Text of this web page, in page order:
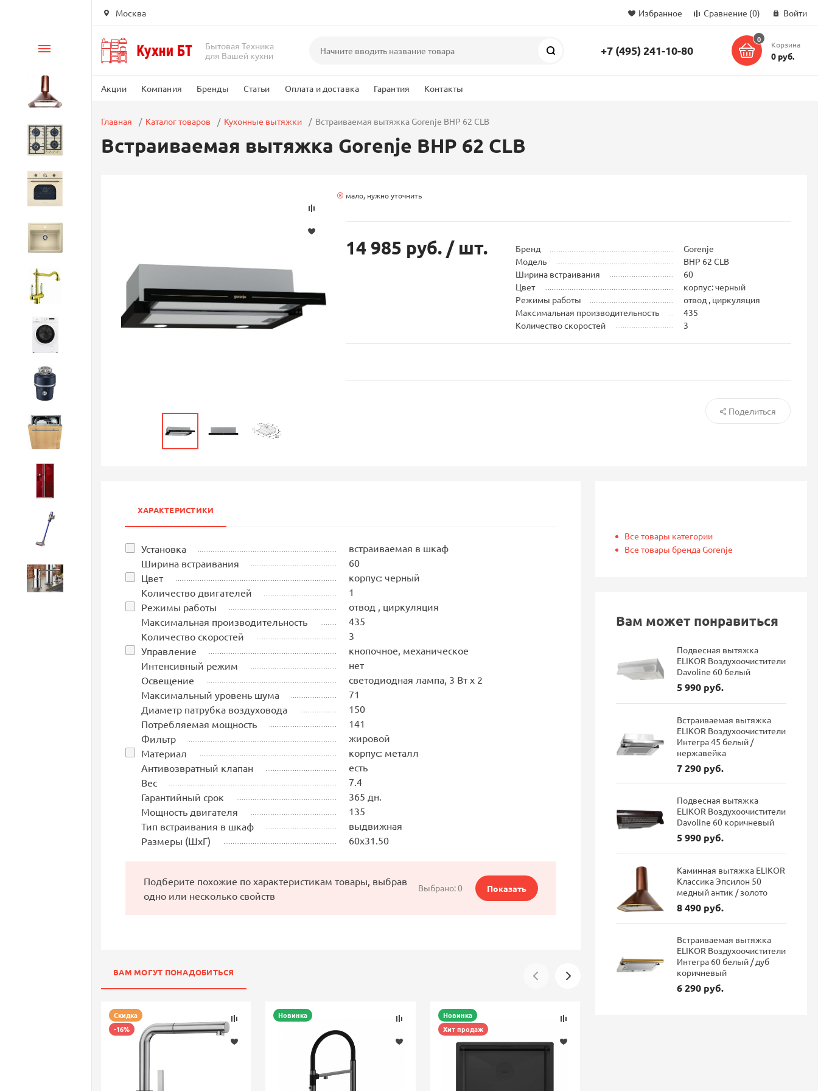
Москва Избранное Сравнение (0) Войти
Бытовая Техника
для Вашей кухни
Поиск +7 (495) 241-10-80
0
Корзина
0 руб.
Акции Компания Бренды Статьи Оплата и доставка Гарантия Контакты
Каталог
Вытяжки
Варочные панели
Посудомоечные машины
Бытовая техника
Главная Каталог товаров Кухонные вытяжки Встраиваемая вытяжка Gorenje BHP 62 CLB
Встраиваемая вытяжка Gorenje BHP 62 CLB
мало, нужно уточнить
14 985 руб. / шт. Бренд
Gorenje
Модель
BHP 62 CLB
Ширина встраивания
60
Цвет
корпус: черный
Режимы работы
отвод , циркуляция
Максимальная производительность
435
Количество скоростей
3
Поделиться
ХАРАКТЕРИСТИКИ
Установка
встраиваемая в шкаф
Ширина встраивания
60
Цвет
корпус: черный
Количество двигателей
1
Режимы работы
отвод , циркуляция
Максимальная производительность
435
Количество скоростей
3
Управление
кнопочное, механическое
Интенсивный режим
нет
Освещение
светодиодная лампа, 3 Вт х 2
Максимальный уровень шума
71
Диаметр патрубка воздуховода
150
Потребляемая мощность
141
Фильтр
жировой
Материал
корпус: металл
Антивозвратный клапан
есть
Вес
7.4
Гарантийный срок
365 дн.
Мощность двигателя
135
Тип встраивания в шкаф
выдвижная
Размеры (ШхГ)
60х31.50
Подберите похожие по характеристикам товары, выбрав
одно или несколько свойств
Выбрано:0 Показать
ВАМ МОГУТ ПОНАДОБИТЬСЯ
Скидка
-16%
Новинка
Новинка
Хит продаж
Все товары категории
Все товары бренда Gorenje
Вам может понравиться
Подвесная вытяжка
ELIKOR Воздухоочистители
Davoline 60 белый
5 990 руб.
Встраиваемая вытяжка
ELIKOR Воздухоочистители
Интегра 45 белый /
нержавейка
7 290 руб.
Подвесная вытяжка
ELIKOR Воздухоочистители
Davoline 60 коричневый
5 990 руб.
Каминная вытяжка ELIKOR
Классика Эпсилон 50
медный антик / золото
8 490 руб.
Встраиваемая вытяжка
ELIKOR Воздухоочистители
Интегра 60 белый / дуб
коричневый
6 290 руб.